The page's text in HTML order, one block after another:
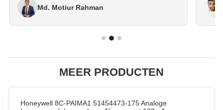
Md. Motiur Rahman
MEER PRODUCTEN
Honeywell 8C-PAIMA1 51454473-175 Analoge